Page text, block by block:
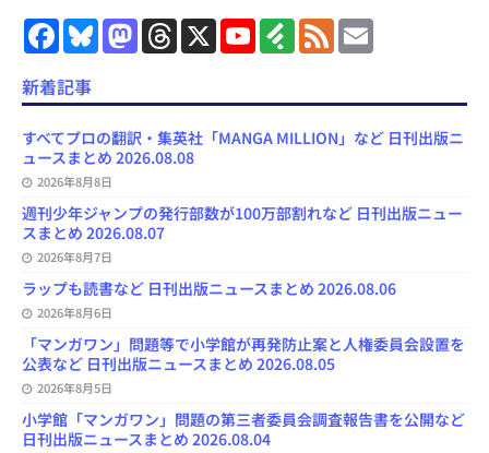
F
a
e
b
o
k
B
s
y
M
a
o
o
n
T
h
a
s
X
Y
o
u
e
C
n
n
F
e
l
F
e
l
新着記事
すべてプロの翻訳・集英社「MANGA MILLION」など 日刊出版ニ
ュースまとめ 2026.08.08
2026年8月8日
週刊少年ジャンプの発行部数が100万部割れなど 日刊出版ニュー
スまとめ 2026.08.07
2026年8月7日
ラップも読書など 日刊出版ニュースまとめ 2026.08.06
2026年8月6日
「マンガワン」問題等で小学館が再発防止案と人権委員会設置を
公表など 日刊出版ニュースまとめ 2026.08.05
2026年8月5日
小学館「マンガワン」問題の第三者委員会調査報告書を公開など
日刊出版ニュースまとめ 2026.08.04